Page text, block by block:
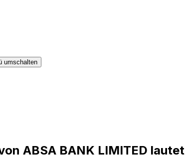
umschalten
ABSA BANK LIMITED lautet